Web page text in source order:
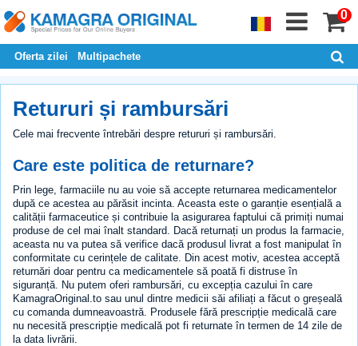
0
Oferta zilei Multipachete
Retururi și rambursări
Cele mai frecvente întrebări despre retururi și rambursări.
Care este politica de returnare?
Prin lege, farmaciile nu au voie să accepte returnarea medicamentelor
după ce acestea au părăsit incinta. Aceasta este o garanție esențială a
calității farmaceutice și contribuie la asigurarea faptului că primiți numai
produse de cel mai înalt standard. Dacă returnați un produs la farmacie,
aceasta nu va putea să verifice dacă produsul livrat a fost manipulat în
conformitate cu cerințele de calitate. Din acest motiv, acestea acceptă
returnări doar pentru ca medicamentele să poată fi distruse în
siguranță. Nu putem oferi rambursări, cu excepția cazului în care
KamagraOriginal.to sau unul dintre medicii săi afiliați a făcut o greșeală
cu comanda dumneavoastră. Produsele fără prescripție medicală care
nu necesită prescripție medicală pot fi returnate în termen de 14 zile de
la data livrării.